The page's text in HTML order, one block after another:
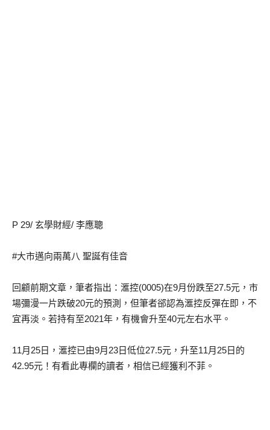
P 29/ 玄學財經/ 李應聰
#大市邁向兩萬八 聖誕有佳音
回顧前期文章，筆者指出：滙控(0005)在9月份跌至27.5元，市
場彌漫一片跌破20元的預測，但筆者郤認為滙控反彈在即，不
宜再淡。若持有至2021年，有機會升至40元左右水平。
11月25日，滙控已由9月23日低位27.5元，升至11月25日的
42.95元！有看此專欄的讀者，相信已經獲利不菲。